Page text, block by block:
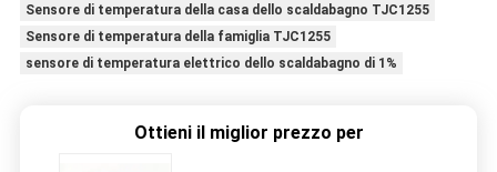
Sensore di temperatura della casa dello scaldabagno TJC1255
Sensore di temperatura della famiglia TJC1255
sensore di temperatura elettrico dello scaldabagno di 1%
Ottieni il miglior prezzo per